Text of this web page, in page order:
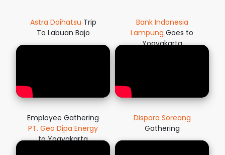
Astra Daihatsu Trip
To Labuan Bajo
Bank Indonesia
Lampung Goes to
Yogyakarta
Employee Gathering
PT. Geo Dipa Energy
to Yogyakarta
Dispora Soreang
Gathering